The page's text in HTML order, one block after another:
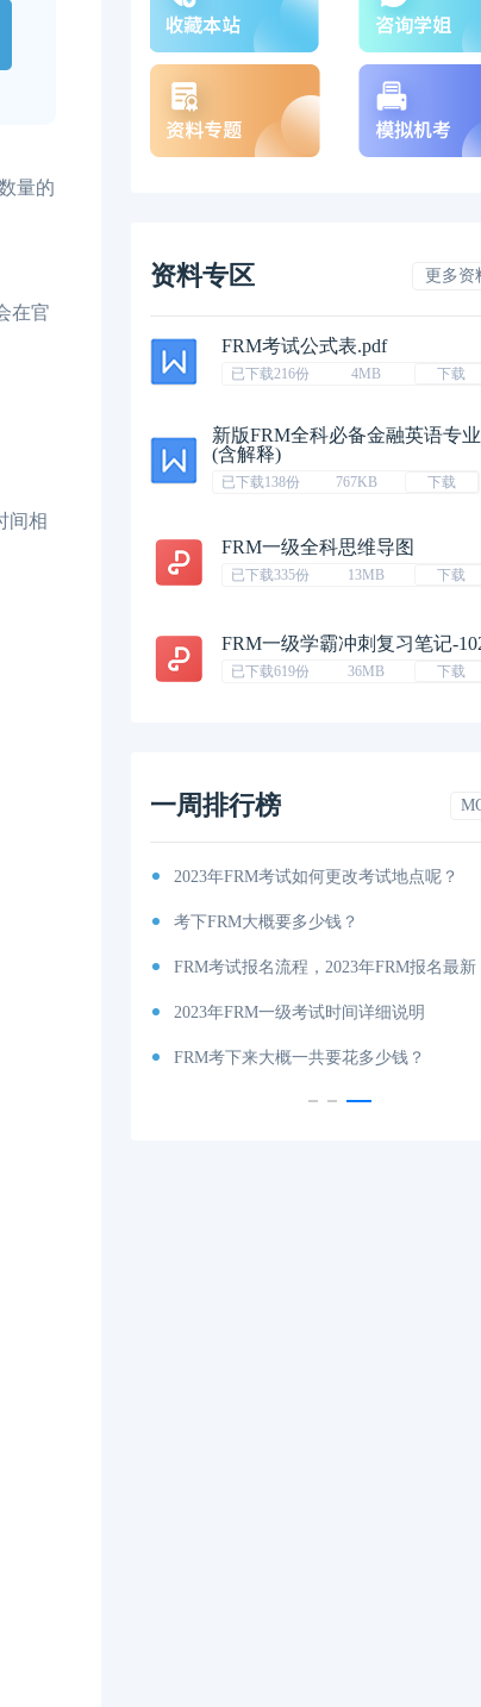
量的
在官
间相
资料专区 更多资
FRM考试公式表.pdf
已下载216份 4MB 下载
新版FRM全科必备金融英语专
(含解释)
已下载138份 767KB 下载
FRM一级全科思维导图
已下载335份 13MB 下载
FRM一级学霸冲刺复习笔记-
已下载619份 36MB 下载
一周排行榜
2023年FRM考试如何更改考试地点呢？
考下FRM大概要多少钱？
FRM考试报名流程，2023年FRM报名最新
2023年FRM一级考试时间详细说明
FRM考下来大概一共要花多少钱？